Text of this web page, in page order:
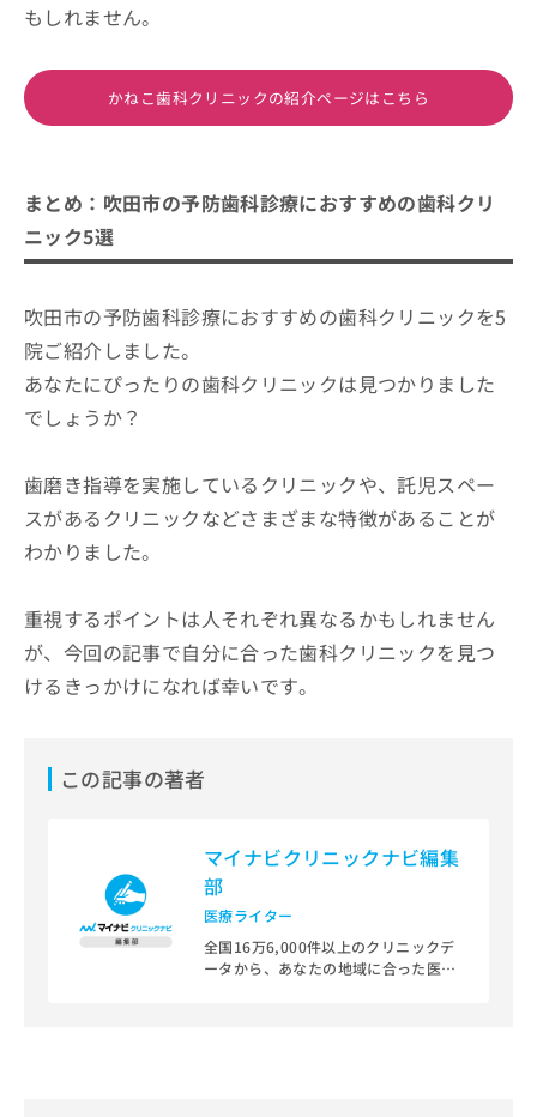
もしれません。
かねこ歯科クリニックの紹介ページはこちら
まとめ：吹田市の予防歯科診療におすすめの歯科クリ
ニック5選
吹田市の予防歯科診療におすすめの歯科クリニックを5
院ご紹介しました。
あなたにぴったりの歯科クリニックは見つかりました
でしょうか？
歯磨き指導を実施しているクリニックや、託児スペー
スがあるクリニックなどさまざまな特徴があることが
わかりました。
重視するポイントは人それぞれ異なるかもしれません
が、今回の記事で自分に合った歯科クリニックを見つ
けるきっかけになれば幸いです。
この記事の著者
マイナビクリニックナビ編集
部
医療ライター
全国16万6,000件以上のクリニックデ
ータから、あなたの地域に合った医療